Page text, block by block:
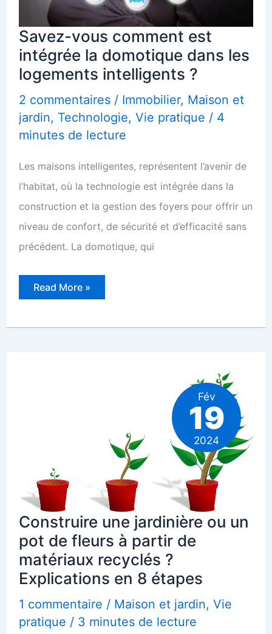
Savez-vous comment est
intégrée la domotique dans les
logements intelligents ?
2 commentaires / Immobilier, Maison et
jardin, Technologie, Vie pratique / 4
minutes de lecture
Les maisons intelligentes, représentent l’avenir de
l’habitat, où la technologie est intégrée dans la
construction et la gestion des foyers pour offrir un
niveau de confort, de sécurité et d’efficacité sans
précédent. La domotique, qui
Savez-
intégrée
Read More »
Construire une jardinière ou un
pot de fleurs à partir de
matériaux recyclés ?
Explications en 8 étapes
1 commentaire / Maison et jardin, Vie
pratique / 3 minutes de lecture
Fév
19
2024